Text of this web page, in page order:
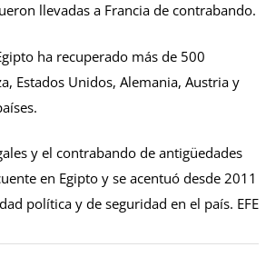
llevadas a Francia de contrabando.
ha recuperado más de 500
Estados Unidos, Alemania, Austria y
y el contrabando de antigüedades
en Egipto y se acentuó desde 2011
política y de seguridad en el país. EFE